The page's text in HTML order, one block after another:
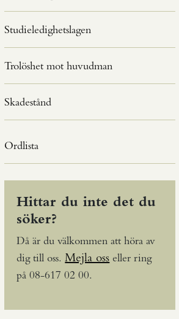
Studieledighetslagen
Trolöshet mot huvudman
Skadestånd
Ordlista
Hittar du inte det du
söker?
Då är du välkommen att höra av
dig till oss. Mejla oss eller ring
på 08-617 02 00.